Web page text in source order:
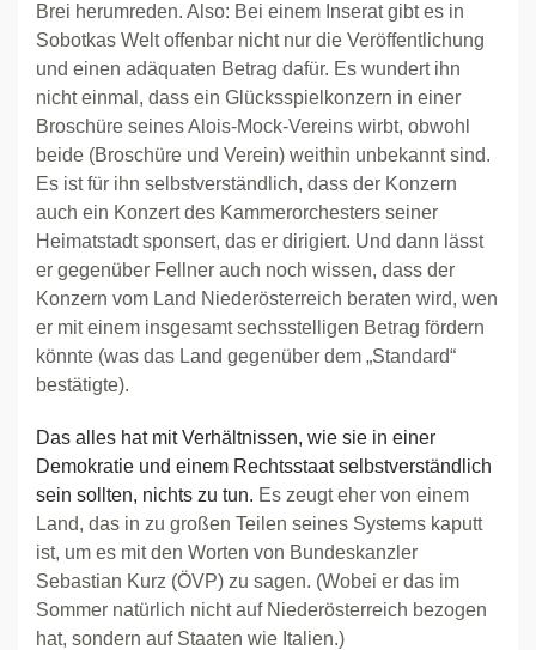
Brei herumreden. Also: Bei einem Inserat gibt es in
Sobotkas Welt offenbar nicht nur die Veröffentlichung
und einen adäquaten Betrag dafür. Es wundert ihn
nicht einmal, dass ein Glücksspielkonzern in einer
Broschüre seines Alois-Mock-Vereins wirbt, obwohl
beide (Broschüre und Verein) weithin unbekannt sind.
Es ist für ihn selbstverständlich, dass der Konzern
auch ein Konzert des Kammerorchesters seiner
Heimatstadt sponsert, das er dirigiert. Und dann lässt
er gegenüber Fellner auch noch wissen, dass der
Konzern vom Land Niederösterreich beraten wird, wen
er mit einem insgesamt sechsstelligen Betrag fördern
könnte (was das Land gegenüber dem „Standard“
bestätigte).
Das alles hat mit Verhältnissen, wie sie in einer
Demokratie und einem Rechtsstaat selbstverständlich
sein sollten, nichts zu tun. Es zeugt eher von einem
Land, das in zu großen Teilen seines Systems kaputt
ist, um es mit den Worten von Bundeskanzler
Sebastian Kurz (ÖVP) zu sagen. (Wobei er das im
Sommer natürlich nicht auf Niederösterreich bezogen
hat, sondern auf Staaten wie Italien.)